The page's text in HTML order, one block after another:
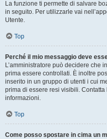
La funzione ti permette di salvare
in seguito. Per utilizzarle vai
Utente.
Top
Perché il mio messaggio deve
L’amministratore può decidere che
prima essere controllati. È inoltre
inserito in un gruppo di utenti i cui
prima di essere resi visibili. Contatta
informazioni.
Top
Come posso spostare in cima un